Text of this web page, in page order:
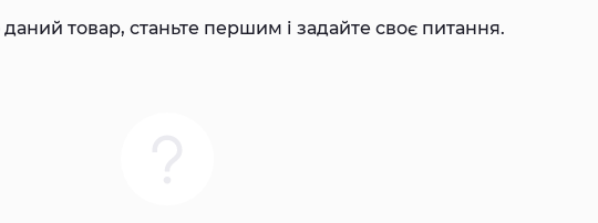
товар, станьте першим і задайте своє питання.